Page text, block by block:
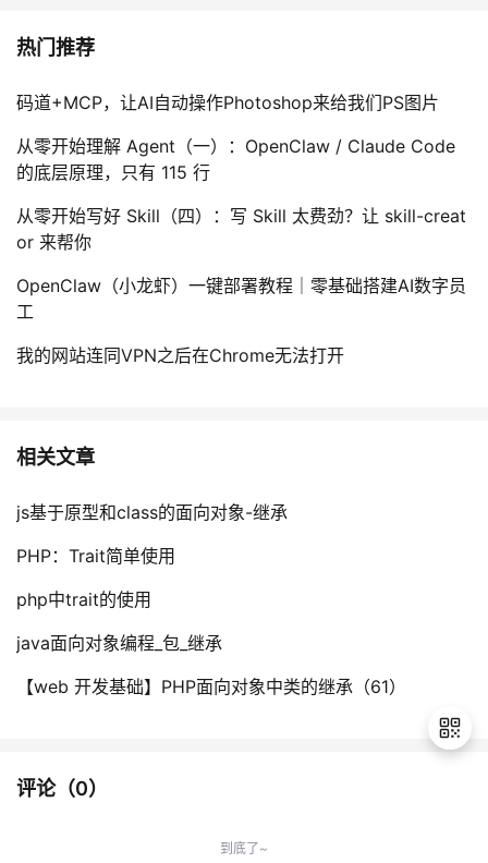
热门推荐
码道+MCP，让AI自动操作Photoshop来给我们PS图片
从零开始理解 Agent（一）：OpenClaw / Claude Code
的底层原理，只有 115 行
从零开始写好 Skill（四）：写 Skill 太费劲？让 skill-creat
or 来帮你
OpenClaw（小龙虾）一键部署教程｜零基础搭建AI数字员
工
我的网站连同VPN之后在Chrome无法打开
相关文章
js基于原型和class的面向对象-继承
PHP：Trait简单使用
php中trait的使用
java面向对象编程_包_继承
【web 开发基础】PHP面向对象中类的继承（61）
评论（0）
到底了~